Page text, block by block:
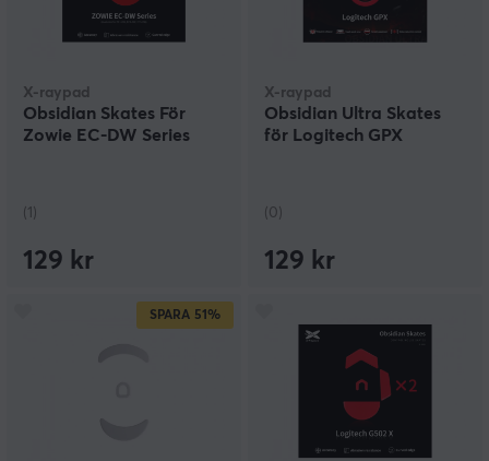
X-raypad
Obsidian Skates För
Zowie EC-DW Series
(1)
129 kr
X-raypad
Obsidian Ultra Skates
för Logitech GPX
(0)
129 kr
SPARA 51%